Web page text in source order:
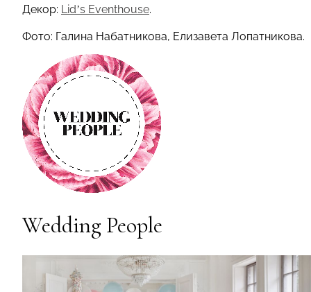
Декор: Lid’s Eventhouse.
Фото: Галина Набатникова, Елизавета Лопатникова.
Wedding People